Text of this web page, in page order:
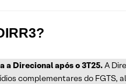
a Direcional após o 3T25.A
complementares do FGTS,